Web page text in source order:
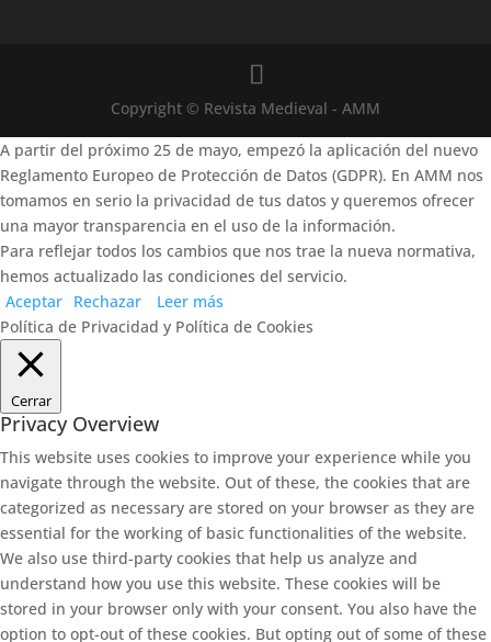
Copyright © Revista Medieval - AMM
A partir del próximo 25 de mayo, empezó la aplicación del nuevo
Reglamento Europeo de Protección de Datos (GDPR). En AMM nos
tomamos en serio la privacidad de tus datos y queremos ofrecer
una mayor transparencia en el uso de la información.
Para reflejar todos los cambios que nos trae la nueva normativa,
hemos actualizado las condiciones del servicio.
Aceptar Rechazar
Leer más
Política de Privacidad y Política de Cookies
Cerrar
Privacy Overview
This website uses cookies to improve your experience while you
navigate through the website. Out of these, the cookies that are
categorized as necessary are stored on your browser as they are
essential for the working of basic functionalities of the website.
We also use third-party cookies that help us analyze and
understand how you use this website. These cookies will be
stored in your browser only with your consent. You also have the
option to opt-out of these cookies. But opting out of some of these